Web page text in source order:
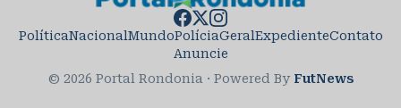
PolíticaNacionalMundoPolíciaGeralExpedienteContato
Anuncie
© 2026 Portal Rondonia · Powered By FutNews